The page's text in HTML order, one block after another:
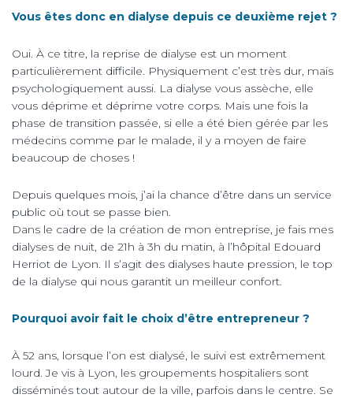
Vous êtes donc en dialyse depuis ce deuxième rejet ?
Oui. À ce titre, la reprise de dialyse est un moment
particulièrement difficile. Physiquement c’est très dur, mais
psychologiquement aussi. La dialyse vous assèche, elle
vous déprime et déprime votre corps. Mais une fois la
phase de transition passée, si elle a été bien gérée par les
médecins comme par le malade, il y a moyen de faire
beaucoup de choses !
Depuis quelques mois, j’ai la chance d’être dans un service
public où tout se passe bien.
Dans le cadre de la création de mon entreprise, je fais mes
dialyses de nuit, de 21h à 3h du matin, à l’hôpital Edouard
Herriot de Lyon. Il s’agit des dialyses haute pression, le top
de la dialyse qui nous garantit un meilleur confort.
Pourquoi avoir fait le choix d’être entrepreneur ?
À 52 ans, lorsque l’on est dialysé, le suivi est extrêmement
lourd. Je vis à Lyon, les groupements hospitaliers sont
disséminés tout autour de la ville, parfois dans le centre. Se